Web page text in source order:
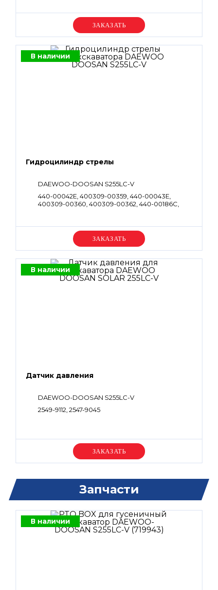
Уточняйте цену
В наличии
Гидроцилиндр стрелы
DAEWOO-DOOSAN S255LC-V
440-00042E, 400309-00359, 440-00043E,
400309-00360, 400309-00362, 440-00186C,
Уточняйте цену
В наличии
Датчик давления
DAEWOO-DOOSAN S255LC-V
2549-9112, 2547-9045
Уточняйте цену
Запчасти
В наличии